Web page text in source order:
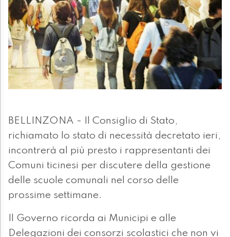
BELLINZONA - Il Consiglio di Stato,
richiamato lo stato di necessità decretato ieri,
incontrerà al più presto i rappresentanti dei
Comuni ticinesi per discutere della gestione
delle scuole comunali nel corso delle
prossime settimane.
Il Governo ricorda ai Municipi e alle
Delegazioni dei consorzi scolastici che non vi